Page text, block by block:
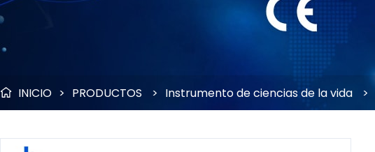
 INICIO > PRODUCTOS > Instrumento de ciencias de la vida >